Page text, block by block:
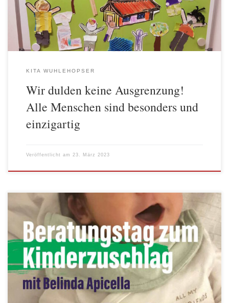
wurde […]
KITA WUHLEHOPSER
Wir dulden keine Ausgrenzung!
Alle Menschen sind besonders und
einzigartig
Veröffentlicht am 23. März 2023
Der Kinderzuschlag ist eine Leistung für Familien mit kleinem
Einkommen. Kinderzuschlag können Eltern bekommen, wenn sie
genug für sich selbst verdienen, aber das Einkommen nicht oder
nur knapp für ihre gesamte Familie reicht. Der Kinderzuschlag
beträgt pro Monat maximal 250 Euro pro Kind. Er wird für jedes
unverheiratete Kind bis 25 Jahre […]